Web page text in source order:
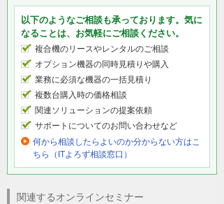
以下のようなご相談も承っております。気に
なることは、お気軽にご相談ください。
複合機のリースやレンタルのご相談
オプション機器の同時見積りや購入
業務に必須な機器の一括見積り
複数台購入時の価格相談
関連ソリューションの提案依頼
サポートについてのお問い合わせなど
何から相談したらよいのか分からない方はこ
ちら（ITよろず相談窓口）
関連するオンラインセミナー